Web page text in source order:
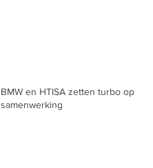
BMW en HTISA zetten turbo op
samenwerking